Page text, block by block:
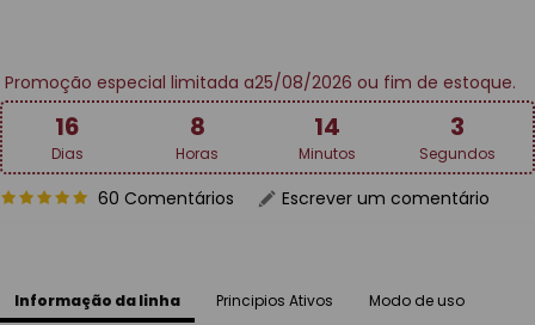
Promoção especial limitada a25/08/2026 ou fim de estoque.
16
Dias
8
Horas
14
Minutos
3
Segundos
60 Comentários Escrever um comentário
Informação da linha Principios Ativos
Modo de uso